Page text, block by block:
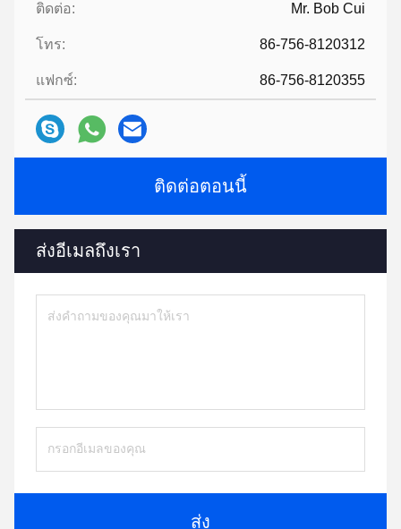
ติดต่อ: Mr. Bob Cui
โทร: 86-756-8120312
แฟกซ์: 86-756-8120355
ติดต่อตอนนี้
ส่งอีเมลถึงเรา
ส่ง